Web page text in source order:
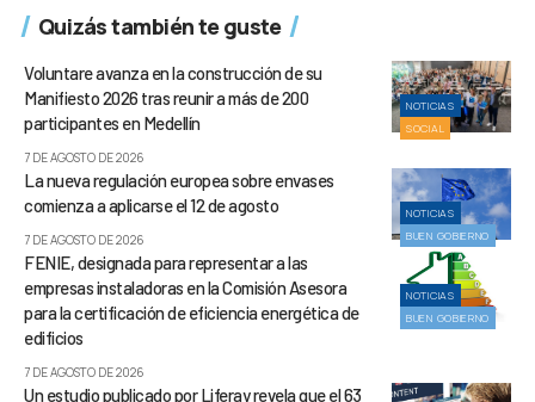
Quizás también te guste
NOTICIAS
SOCIAL
Voluntare avanza en la construcción de su
Manifiesto 2026 tras reunir a más de 200
participantes en Medellín
7 DE AGOSTO DE 2026
NOTICIAS
BUEN GOBIERNO
La nueva regulación europea sobre envases
comienza a aplicarse el 12 de agosto
7 DE AGOSTO DE 2026
NOTICIAS
BUEN GOBIERNO
FENIE, designada para representar a las
empresas instaladoras en la Comisión Asesora
para la certificación de eficiencia energética de
edificios
7 DE AGOSTO DE 2026
Un estudio publicado por Liferay revela que el 63